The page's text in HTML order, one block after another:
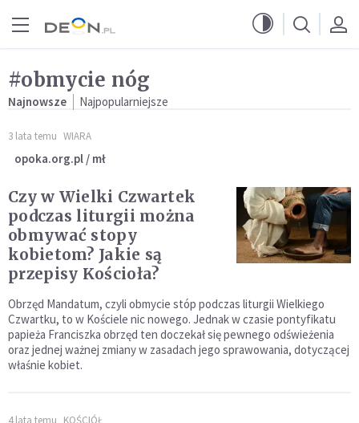
#obmycie nóg
Najnowsze Najpopularniejsze
3 lata temu WIARA
opoka.org.pl / mł
Czy w Wielki Czwartek
podczas liturgii można
obmywać stopy
kobietom? Jakie są
przepisy Kościoła?
Obrzęd Mandatum, czyli obmycie stóp podczas liturgii Wielkiego
Czwartku, to w Kościele nic nowego. Jednak w czasie pontyfikatu
papieża Franciszka obrzęd ten doczekał się pewnego odświeżenia
oraz jednej ważnej zmiany w zasadach jego sprawowania, dotyczącej
właśnie kobiet.
4 lata temu KOŚCIÓŁ